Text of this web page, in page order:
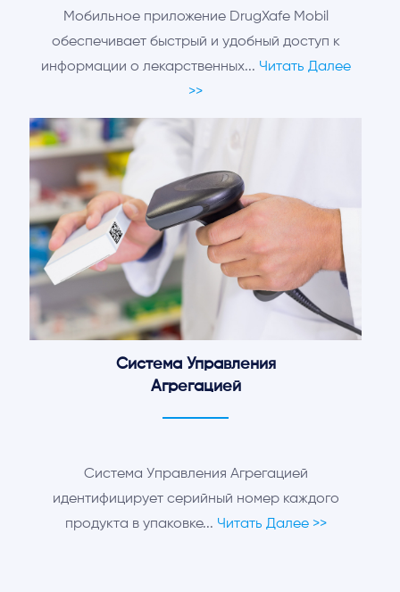
Мобильное приложение DrugXafe Mobil
обеспечивает быстрый и удобный доступ к
информации о лекарственных... Читать Далее
>>
Система Управления
Агрегацией
Система Управления Агрегацией
идентифицирует серийный номер каждого
продукта в упаковке... Читать Далее >>